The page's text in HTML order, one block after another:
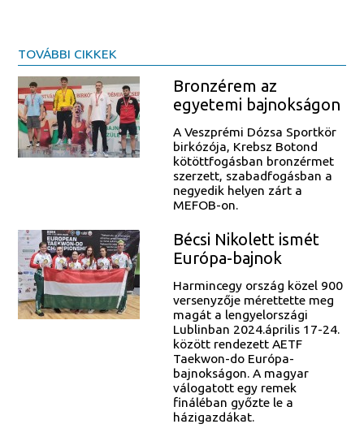
TOVÁBBI CIKKEK
Bronzérem az
egyetemi bajnokságon
A Veszprémi Dózsa Sportkör
birkózója, Krebsz Botond
kötöttfogásban bronzérmet
szerzett, szabadfogásban a
negyedik helyen zárt a
MEFOB-on.
Bécsi Nikolett ismét
Európa-bajnok
Harmincegy ország közel 900
versenyzője mérettette meg
magát a lengyelországi
Lublinban 2024.április 17-24.
között rendezett AETF
Taekwon-do Európa-
bajnokságon. A magyar
válogatott egy remek
fináléban győzte le a
házigazdákat.